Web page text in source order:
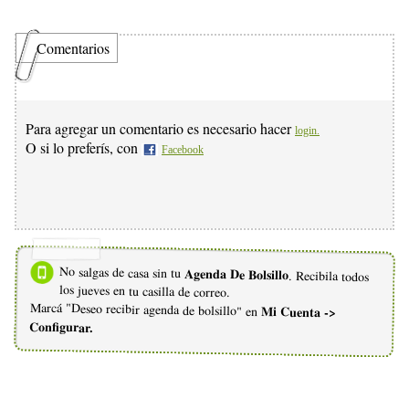
Comentarios
Para agregar un comentario es necesario hacer login.
O si lo preferís, con Facebook
No salgas de casa sin tu Agenda De Bolsillo. Recibila todos
los jueves en tu casilla de correo.
Marcá "Deseo recibir agenda de bolsillo" en Mi Cuenta ->
Configurar.